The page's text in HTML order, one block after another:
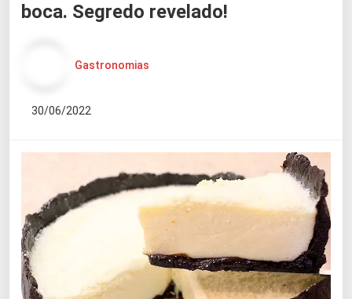
boca. Segredo revelado!
Gastronomias
30/06/2022